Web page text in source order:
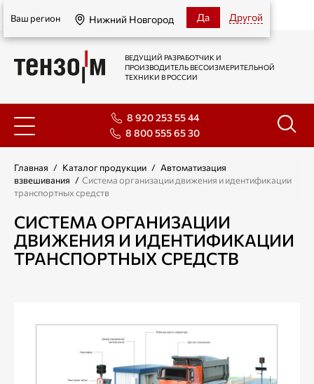
Нижний Новгород
Ваш регион Нижний Новгород Да Другой
ВЕДУЩИЙ РАЗРАБОТЧИК И
ПРОИЗВОДИТЕЛЬ ВЕСОИЗМЕРИТЕЛЬНОЙ
ТЕХНИКИ В РОССИИ
8 920 253 55 44
8 800 555 65 30
Главная / Каталог продукции / Автоматизация
взвешивания / Система организации движения и идентификации
транспортных средств
СИСТЕМА ОРГАНИЗАЦИИ
ДВИЖЕНИЯ И ИДЕНТИФИКАЦИИ
ТРАНСПОРТНЫХ СРЕДСТВ